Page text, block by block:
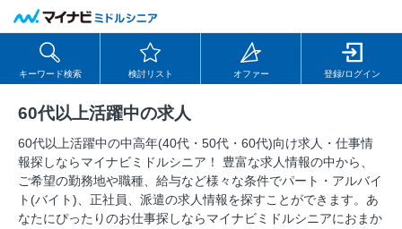
キーワード検索 検討リスト オファー 登録/ログイン
60代以上活躍中の求人
60代以上活躍中の中⾼年(40代・50代・60代)向け求⼈・仕事情
報探しならマイナビミドルシニア！ 豊富な求人情報の中から、
ご希望の勤務地や職種、給与など様々な条件でパート・アルバイ
ト(バイト)、正社員、派遣の求人情報を探すことができます。あ
なたにぴったりのお仕事探しならマイナビミドルシニアにおまか